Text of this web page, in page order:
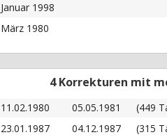
Januar 1998
März 1980
4 Korrekturen mit
11.02.1980 05.05.1981 (449
23.01.1987
04.12.1987 (315